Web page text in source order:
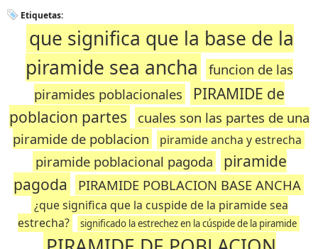
Etiquetas:
que significa que la base de la
piramide sea ancha
funcion de las
piramides poblacionales
PIRAMIDE de
poblacion partes
cuales son las partes de una
piramide de poblacion
piramide ancha y estrecha
piramide poblacional pagoda
piramide
pagoda
PIRAMIDE POBLACION BASE ANCHA
¿que significa que la cuspide de la piramide sea
estrecha?
significado la estrechez en la cúspide de la piramide